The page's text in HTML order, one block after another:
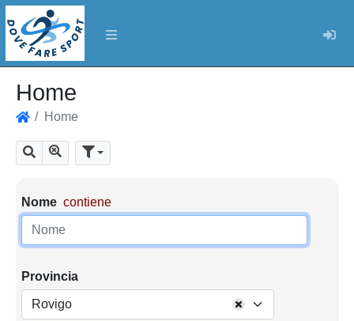
Home
Home
Cerca Mostra tutti i risultati
Parametri di ricerca
Nome contiene
Provincia
Rovigo